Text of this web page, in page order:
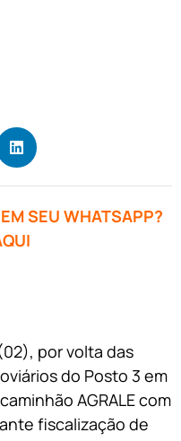
SEU WHATSAPP?
por volta das
do Posto 3 em
AGRALE com
fiscalização de